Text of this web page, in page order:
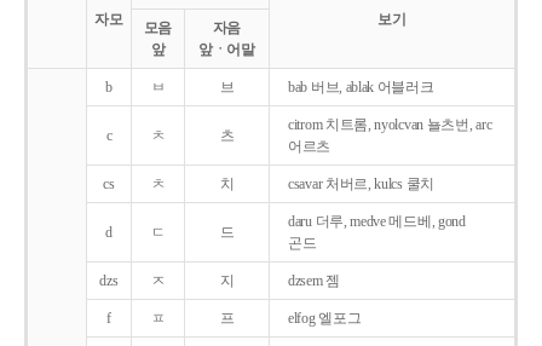
자모
보기
모음
앞
자음
앞ㆍ어말
b ㅂ 브 bab 버브, ablak 어블러크
c ㅊ 츠
citrom 치트롬, nyolcvan 뇰츠번, arc
어르츠
cs ㅊ 치 csavar 처버르, kulcs 쿨치
d ㄷ 드
daru 더루, medve 메드베, gond
곤드
dzs ㅈ 지 dzsem 젬
f ㅍ 프 elfog 엘포그